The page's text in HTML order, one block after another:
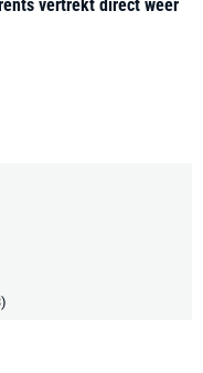
vertrekt direct weer